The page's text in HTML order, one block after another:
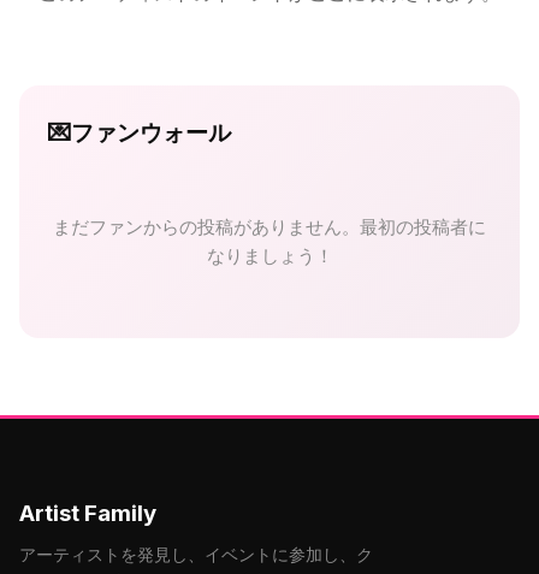
💌ファンウォール
まだファンからの投稿がありません。最初の投稿者に
なりましょう！
Artist Family
アーティストを発見し、イベントに参加し、ク